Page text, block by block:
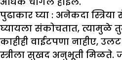
पुढाकार घ्या : अनेकदा
घ्यायला संकोचतात, त्यामुळे
काहीही वाईटपणा नाहीए,
स्त्रीला सुखद अनुभूती